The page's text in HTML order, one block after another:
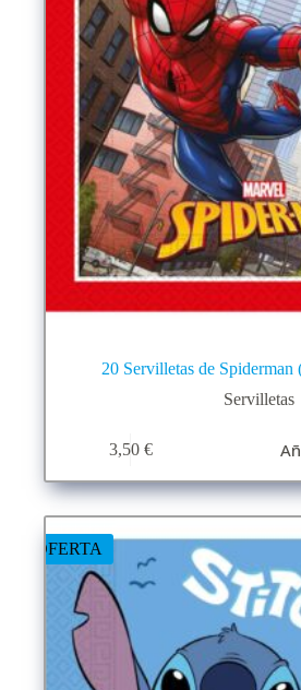
20 Servilletas de Spiderman
Servilletas
3,50 €
OFERTA